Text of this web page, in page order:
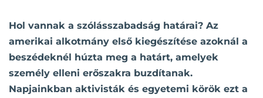
Hol vannak a szólásszabadság határai? Az
amerikai alkotmány első kiegészítése azoknál a
beszédeknél húzta meg a határt, amelyek
személy elleni erőszakra buzdítanak.
Napjainkban aktivisták és egyetemi körök ezt a